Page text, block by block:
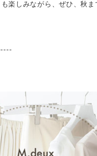
楽しみながら、ぜひ、秋ま